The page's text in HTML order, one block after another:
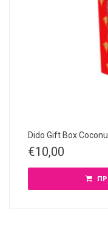
Dido Gift Box
€10,00